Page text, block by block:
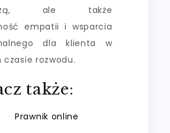
ale także
empatii i wsparcia
dla klienta w
rozwodu.
także:
Prawnik online